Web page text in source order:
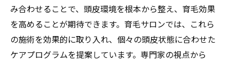
み合わせることで、頭皮環境を根本から整え、育毛効果
を高めることが期待できます。育毛サロンでは、これら
の施術を効果的に取り入れ、個々の頭皮状態に合わせた
ケアプログラムを提案しています。専門家の視点から